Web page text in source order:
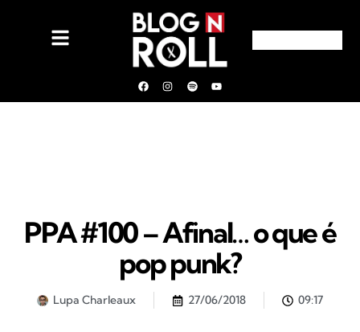
PPA #100 – Afinal… o que é
pop punk?
Lupa Charleaux 27/06/2018 09:17